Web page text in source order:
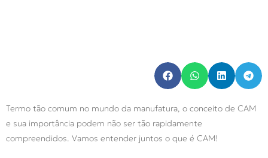
Termo tão comum no mundo da manufatura, o conceito de CAM
e sua importância podem não ser tão rapidamente
compreendidos. Vamos entender juntos o que é CAM!